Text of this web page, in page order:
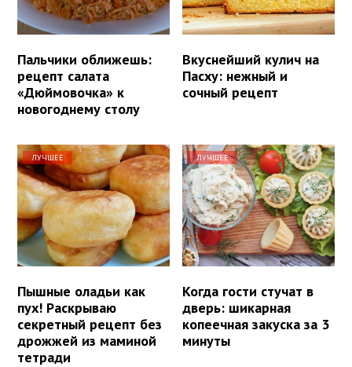
Пальчики оближешь:
рецепт салата
«Дюймовочка» к
новогоднему столу
Вкуснейший кулич на
Пасху: нежный и
сочный рецепт
ЛУЧШЕЕ
Пышные оладьи как
пух! Раскрываю
секретный рецепт без
дрожжей из маминой
тетради
ЛУЧШЕЕ
Когда гости стучат в
дверь: шикарная
копеечная закуска за 3
минуты